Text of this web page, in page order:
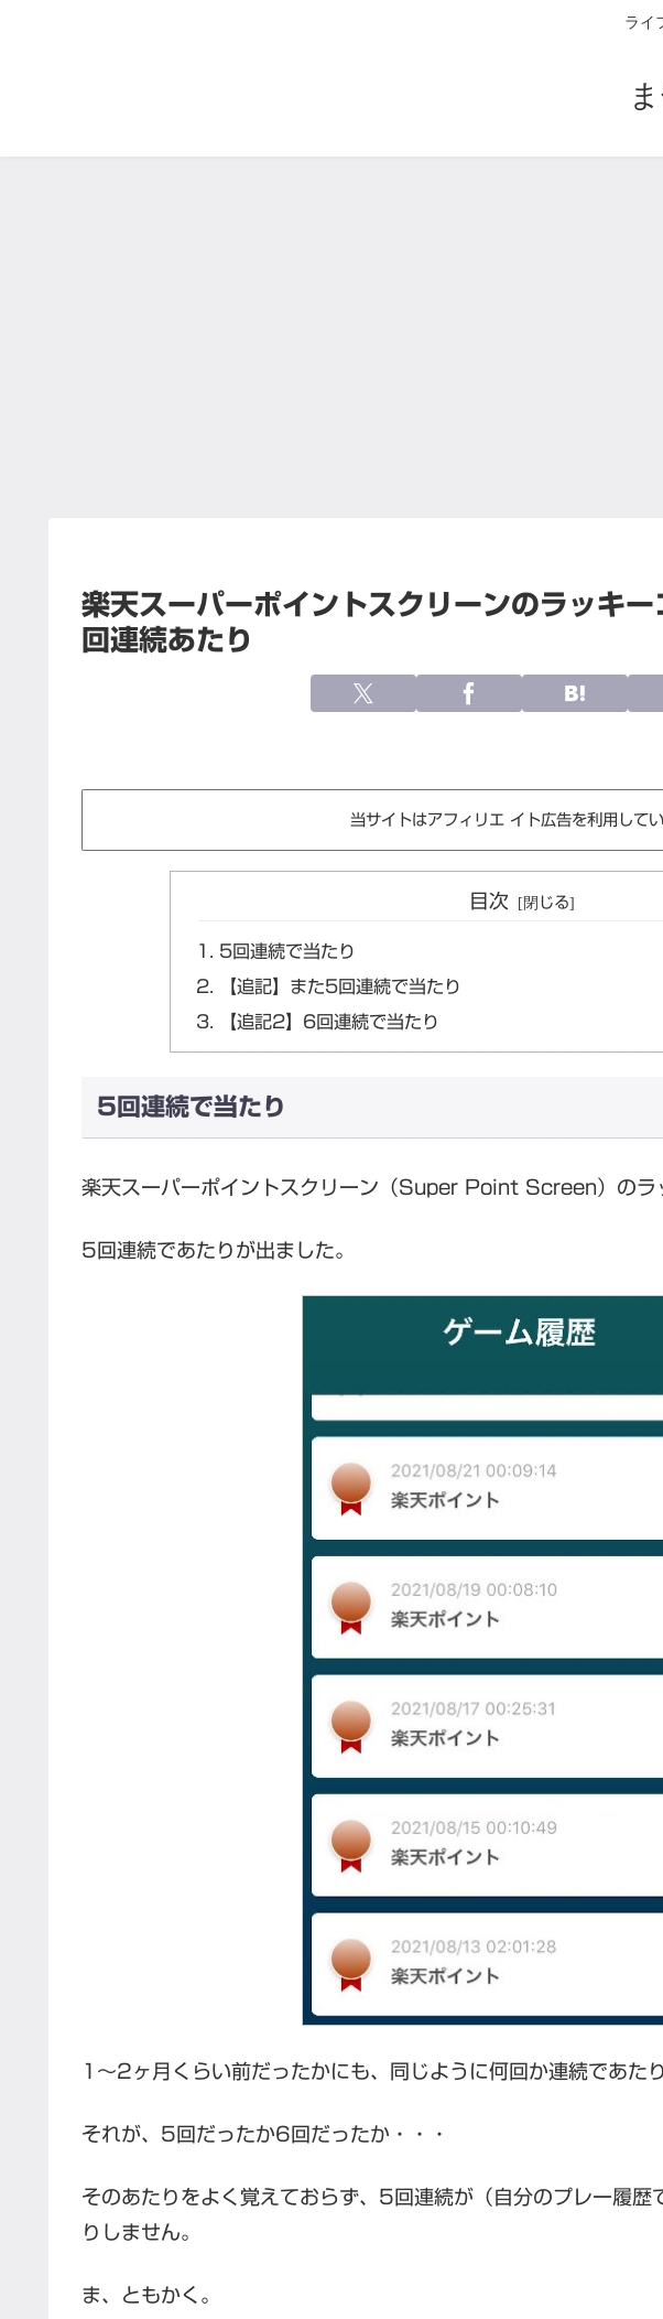
ライ
楽天スーパーポイントスクリーンのラッキ
回連続あたり
当サイトはアフィリエ イト広告を利用して
目次
5回連続で当たり
【追記】また5回連続で当たり
【追記2】6回連続で当たり
5回連続で当たり
楽天スーパーポイントスクリーン（Super Point Screen）のラ
5回連続であたりが出ました。
1～2ヶ月くらい前だったかにも、同じように何回か連続であた
それが、5回だったか6回だったか・・・
そのあたりをよく覚えておらず、5回連続が（自分のプレー履歴
りしません。
ま、ともかく。